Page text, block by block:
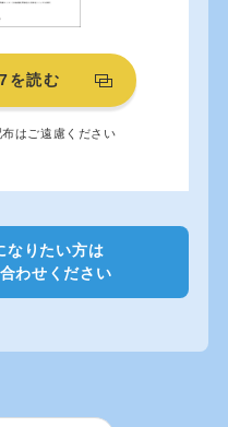
を読む
はご遠慮ください
なりたい方は
わせください